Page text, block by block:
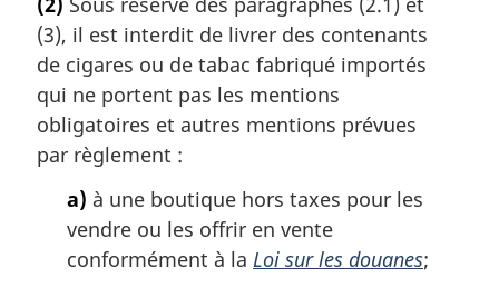
:t
e
m
a
g
i
(3), il est interdit de livrer des contenants
de cigares ou de tabac fabriqué importés
qui ne portent pas les mentions
obligatoires et autres mentions prévues
par règlement :
a) à une boutique hors taxes pour les
vendre ou les offrir en vente
conformément à la Loi sur les douanes;